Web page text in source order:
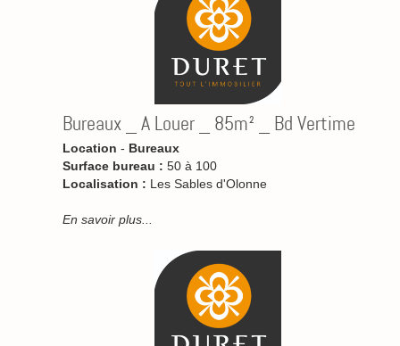
Bureaux _ A Louer _ 85m² _ Bd Vertime
Location - Bureaux
Surface bureau : 50 à 100
Localisation : Les Sables d'Olonne
En savoir plus...